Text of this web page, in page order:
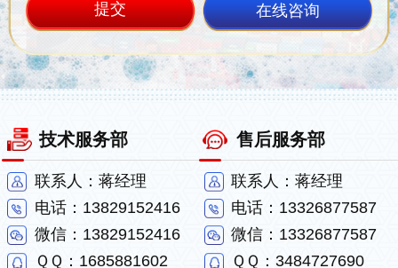
在线咨询
技术服务部
联系人：蒋经理
电话：13829152416
微信：13829152416
ＱＱ：1685881602
售后服务部
联系人：蒋经理
电话：13326877587
微信：13326877587
ＱＱ：3484727690